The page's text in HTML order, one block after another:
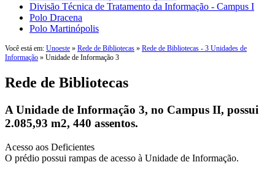
Divisão Técnica de Tratamento da Informação - Campus I
Polo Dracena
Polo Martinópolis
Você está em: Unoeste » Rede de Bibliotecas » Rede de Bibliotecas - 3 Unidades de
Informação » Unidade de Informação 3
Rede de Bibliotecas
A Unidade de Informação 3, no Campus II, possui
2.085,93 m2, 440 assentos.
Acesso aos Deficientes
O prédio possui rampas de acesso à Unidade de Informação.